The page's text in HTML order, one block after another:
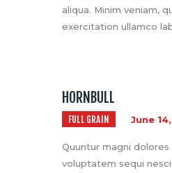
aliqua. Minim veniam,
exercitation ullamco
HORNBULL
FULL GRAIN June
Quuntur magni
voluptatem sequi